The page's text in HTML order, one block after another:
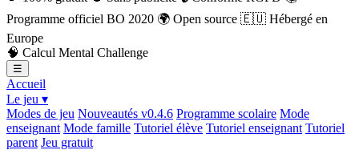
Programme officiel BO 2020 🌍 Open source 🇪🇺 Hébergé en
Europe
🧠 Calcul Mental Challenge
☰
Accueil
Le jeu ▾
Modes de jeu Nouveautés v0.4.6 Programme scolaire Mode
enseignant Mode famille Tutoriel élève Tutoriel enseignant Tutoriel
parent Jeu gratuit